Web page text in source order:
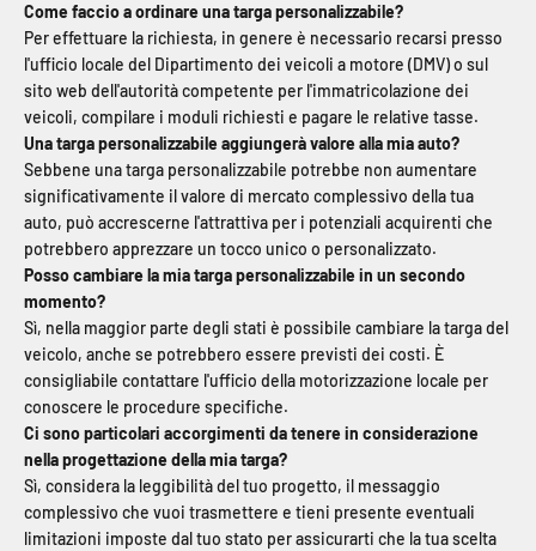
Come faccio a ordinare una targa personalizzabile?
Per effettuare la richiesta, in genere è necessario recarsi presso
l'ufficio locale del Dipartimento dei veicoli a motore (DMV) o sul
sito web dell'autorità competente per l'immatricolazione dei
veicoli, compilare i moduli richiesti e pagare le relative tasse.
Una targa personalizzabile aggiungerà valore alla mia auto?
Sebbene una targa personalizzabile potrebbe non aumentare
significativamente il valore di mercato complessivo della tua
auto, può accrescerne l'attrattiva per i potenziali acquirenti che
potrebbero apprezzare un tocco unico o personalizzato.
Posso cambiare la mia targa personalizzabile in un secondo
momento?
Sì, nella maggior parte degli stati è possibile cambiare la targa del
veicolo, anche se potrebbero essere previsti dei costi. È
consigliabile contattare l'ufficio della motorizzazione locale per
conoscere le procedure specifiche.
Ci sono particolari accorgimenti da tenere in considerazione
nella progettazione della mia targa?
Sì, considera la leggibilità del tuo progetto, il messaggio
complessivo che vuoi trasmettere e tieni presente eventuali
limitazioni imposte dal tuo stato per assicurarti che la tua scelta